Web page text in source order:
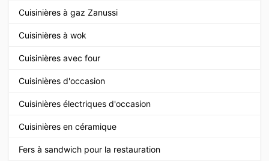
Cuisinières à gaz Zanussi
Cuisinières à wok
Cuisinières avec four
Cuisinières d'occasion
Cuisinières électriques d'occasion
Cuisinières en céramique
Fers à sandwich pour la restauration